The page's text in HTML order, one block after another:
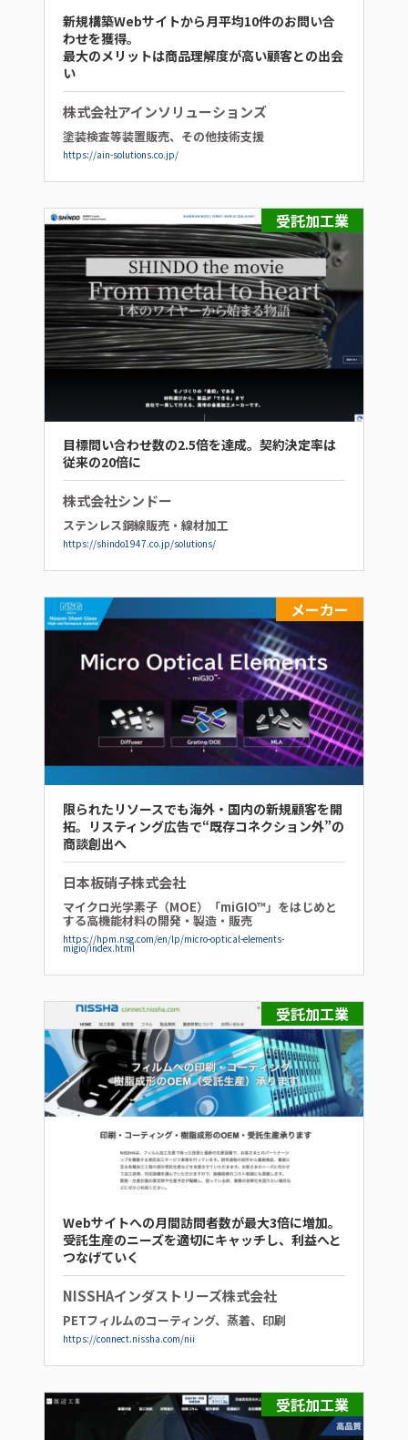
新規構築Webサイトから月平均10件のお問い合
わせを獲得。
最大のメリットは商品理解度が高い顧客との出会
い
株式会社アインソリューションズ
塗装検査等装置販売、その他技術支援
https://ain-solutions.co.jp/
受託加工業
目標問い合わせ数の2.5倍を達成。契約決定率は
従来の20倍に
株式会社シンドー
ステンレス鋼線販売・線材加工
https://shindo1947.co.jp/solutions/
メーカー
限られたリソースでも海外・国内の新規顧客を開
拓。リスティング広告で“既存コネクション外”の
商談創出へ
日本板硝子株式会社
マイクロ光学素子（MOE）「miGIO™」をはじめと
する高機能材料の開発・製造・販売
https://hpm.nsg.com/en/lp/micro-optical-elements-
migio/index.html
受託加工業
Webサイトへの月間訪問者数が最大3倍に増加。
受託生産のニーズを適切にキャッチし、利益へと
つなげていく
NISSHAインダストリーズ株式会社
PETフィルムのコーティング、蒸着、印刷
https://connect.nissha.com/nii
受託加工業